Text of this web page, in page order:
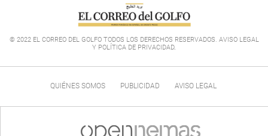
© 2022 EL CORREO DEL GOLFO TODOS LOS DERECHOS RESERVADOS. AVISO LEGAL
Y POLÍTICA DE PRIVACIDAD.
QUIÉNES SOMOS PUBLICIDAD AVISO LEGAL